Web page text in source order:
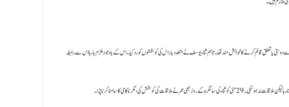
یا تعلق قائم کرنے کا خواہش مند تھا۔ تاہم ثناء یوسف نے متعدد بار اس کی کوششوں کو رد کیا۔ اس کے باوجود ملزم بارہا اس سے رابطہ
ملاقات کی کوشش کی، مگر ناکامی کا سامنا کرنا پڑا۔